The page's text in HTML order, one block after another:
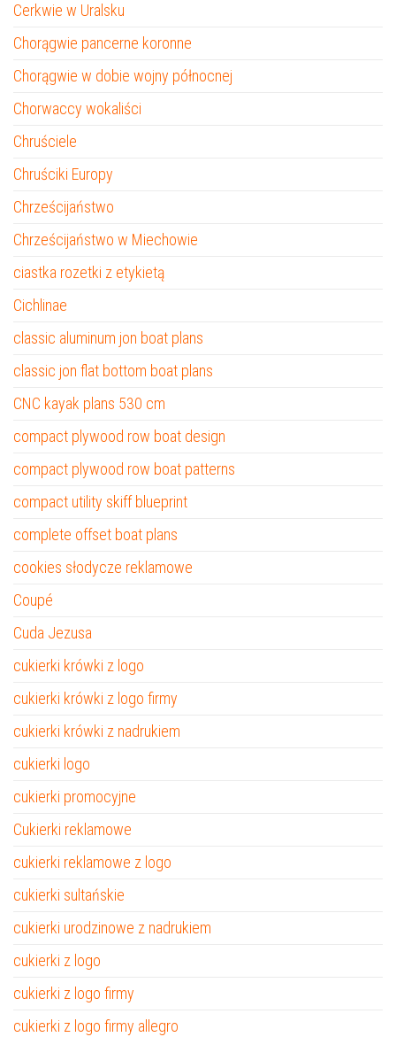
Cerkwie w Uralsku
Chorągwie pancerne koronne
Chorągwie w dobie wojny północnej
Chorwaccy wokaliści
Chruściele
Chruściki Europy
Chrześcijaństwo
Chrześcijaństwo w Miechowie
ciastka rozetki z etykietą
Cichlinae
classic aluminum jon boat plans
classic jon flat bottom boat plans
CNC kayak plans 530 cm
compact plywood row boat design
compact plywood row boat patterns
compact utility skiff blueprint
complete offset boat plans
cookies słodycze reklamowe
Coupé
Cuda Jezusa
cukierki krówki z logo
cukierki krówki z logo firmy
cukierki krówki z nadrukiem
cukierki logo
cukierki promocyjne
Cukierki reklamowe
cukierki reklamowe z logo
cukierki sultańskie
cukierki urodzinowe z nadrukiem
cukierki z logo
cukierki z logo firmy
cukierki z logo firmy allegro